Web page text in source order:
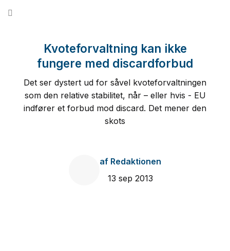
Kvoteforvaltning kan ikke
fungere med discardforbud
Det ser dystert ud for såvel kvoteforvaltningen
som den relative stabilitet, når – eller hvis - EU
indfører et forbud mod discard. Det mener den
skots
af Redaktionen
13 sep 2013